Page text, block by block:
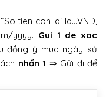
tien con lai la…VND,
yyyy. Gui 1 de xac
đồng ý mua ngày sử
nhấn 1 ⇒ Gửi đi để